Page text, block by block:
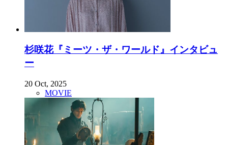
杉咲花『ミーツ・ザ・ワールド』インタビュ
ー
20 Oct, 2025
MOVIE